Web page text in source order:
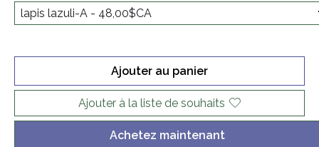
Ajouter au panier
Ajouter à la liste de souhaits
Achetez maintenant